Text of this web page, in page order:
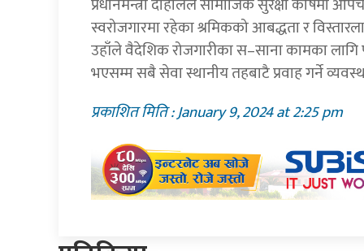
स्वरोजगारमा रहेका श्रमिकको आबद्धता र
उहाँले वैदेशिक रोजगारीका स–साना कामका लागि
भएसम्म सबै सेवा स्थानीय तहबाटै प्रवाह गर्ने
प्रकाशित मिति : January 9, 2024 at 2:25 pm